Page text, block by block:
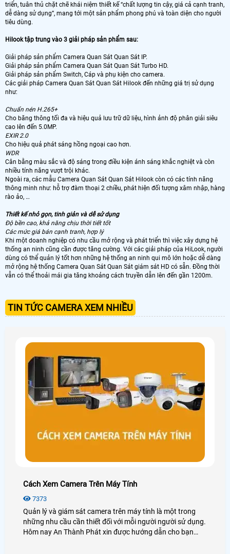
triển, tuân thủ chặt chẽ khái niệm thiết kế “chất lượng tin cậy, giá cả cạnh tranh,
dễ dàng sử dụng”, mang tới một sản phẩm phong phú và toàn diện cho người
tiêu dùng.
Hilook tập trung vào 3 giải pháp sản phẩm sau:
Giải pháp sản phẩm Camera Quan Sát Quan Sát IP.
Giải pháp sản phẩm Camera Quan Sát Quan Sát Turbo HD.
Giải pháp sản phẩm Switch, Cáp và phụ kiện cho camera.
Các giải pháp Camera Quan Sát Quan Sát Hilook đến những giá trị sử dụng
như:
Chuẩn nén H.265+
Cho băng thông tối đa và hiệu quả lưu trữ dữ liệu, hình ảnh độ phân giải siêu
cao lên đến 5.0MP.
EXIR 2.0
Cho hiệu quả phát sáng hồng ngoại cao hơn.
WDR
Cân bằng màu sắc và độ sáng trong điều kiện ánh sáng khắc nghiệt và còn
nhiều tính năng vượt trội khác.
Ngoài ra, các mẫu Camera Quan Sát Quan Sát Hilook còn có các tính năng
thông minh như: hỗ trợ đàm thoại 2 chiều, phát hiện đối tượng xâm nhập, hàng
rào ảo, …
Thiết kế nhỏ gọn, tinh giản và dễ sử dụng
Độ bền cao, khả năng chịu thời tiết tốt
Các mức giá bán cạnh tranh, hợp lý
Khi một doanh nghiệp có nhu cầu mở rộng và phát triển thì việc xây dựng hệ
thống an ninh cũng cần được tăng cường. Với các giải pháp của HiLook, người
dùng có thể quản lý tốt hơn những hệ thống an ninh qui mô lớn hoặc dễ dàng
mở rộng hệ thống Camera Quan Sát Quan Sát giám sát HD có sẵn. Đồng thời
vẫn có thể thoải mái gia tăng khoảng cách truyền dẫn lên đến gần 1200m.
TIN TỨC CAMERA XEM NHIỀU
Cách Xem Camera Trên Máy Tính
7373
Quản lý và giám sát camera trên máy tính là một trong
những nhu cầu cần thiết đối với mỗi người người sử dụng.
Hôm nay An Thành Phát xin được hướng dẫn cho bạn